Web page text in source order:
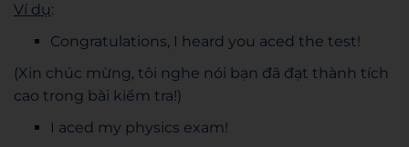
Ví dụ:
Congratulations, I heard you aced the test!
(Xin chúc mừng, tôi nghe nói bạn đã đạt thành tích
cao trong bài kiểm tra!)
I aced my physics exam!